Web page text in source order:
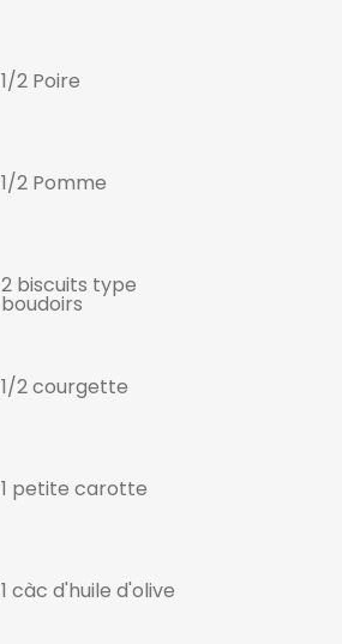
1/2 Poire
1/2 Pomme
2 biscuits type
boudoirs
1/2 courgette
1 petite carotte
1 càc d'huile d'olive